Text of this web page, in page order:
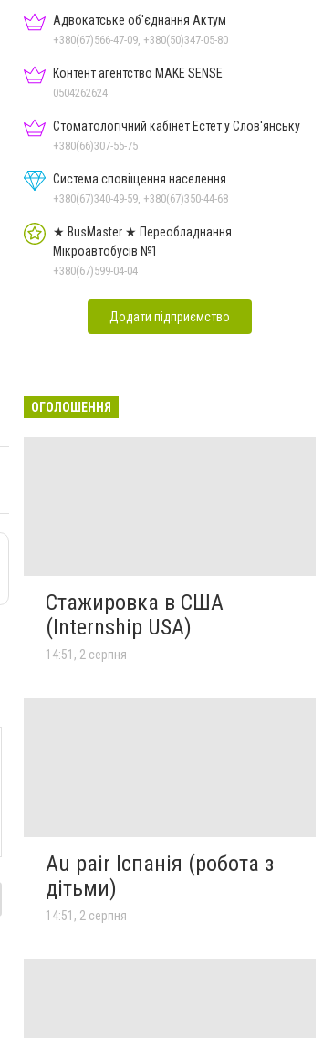
Адвокатське об'єднання Актум
+380(67)566-47-09, +380(50)347-05-80
Контент агентство MAKE SENSE
0504262624
Стоматологічний кабінет Естет у Слов'янську
+380(66)307-55-75
Система сповіщення населення
+380(67)340-49-59, +380(67)350-44-68
★ BusMaster ★ Переобладнання
Мікроавтобусів №1
+380(67)599-04-04
Додати підприємство
ОГОЛОШЕННЯ
Стажировка в США
(Internship USA)
14:51, 2 серпня
Au pair Іспанія (робота з
дітьми)
14:51, 2 серпня